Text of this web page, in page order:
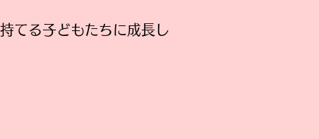
てる子どもたちに成長し